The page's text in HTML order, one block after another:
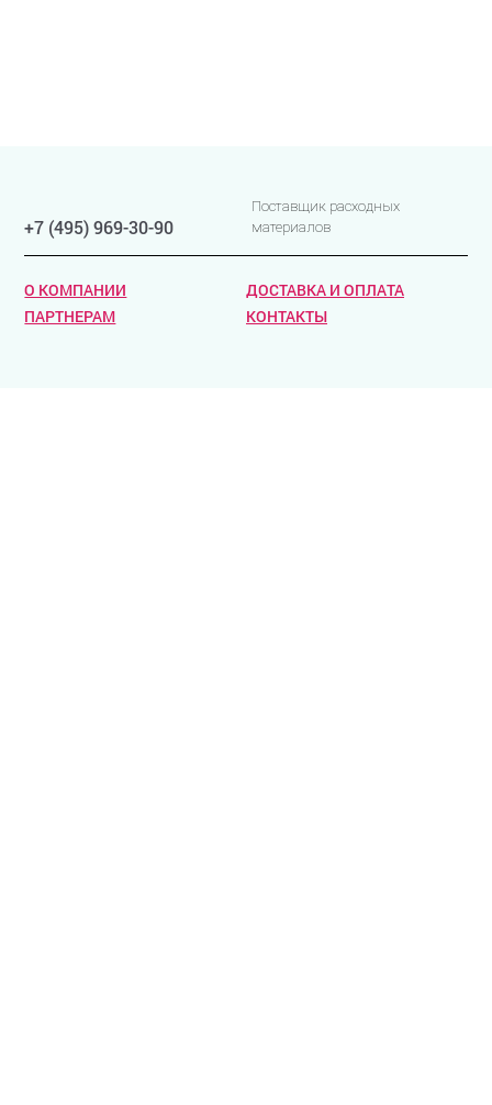
+7 (495) 969-30-90
Поставщик расходных
материалов
О КОМПАНИИ
ДОСТАВКА И ОПЛАТА
ПАРТНЕРАМ
КОНТАКТЫ